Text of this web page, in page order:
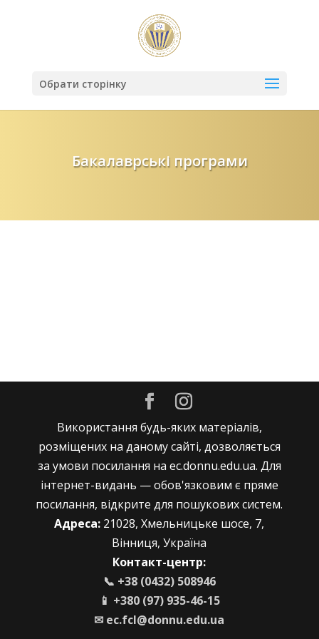
Обрати сторінку
Бакалаврські програми
Використання будь-яких матеріалів,
розміщених на даному сайті, дозволяється
за умови посилання на ec.donnu.edu.ua. Для
інтернет-видань — обов'язковим є пряме
посилання, відкрите для пошукових систем.
Адреса: 21028, Хмельницьке шосе, 7,
Вінниця, Україна
Контакт-центр:
📞 +38 (0432) 508946
📱 +380 (97) 935-46-15
✉ ec.fcl@donnu.edu.ua